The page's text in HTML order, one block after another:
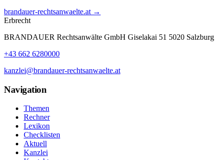
brandauer-rechtsanwaelte.at →
Erbrecht
BRANDAUER Rechtsanwälte GmbH Giselakai 51 5020 Salzburg
+43 662 6280000
kanzlei@brandauer-rechtsanwaelte.at
Navigation
Themen
Rechner
Lexikon
Checklisten
Aktuell
Kanzlei